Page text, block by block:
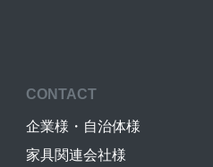
CONTACT
企業様・自治体様
家具関連会社様